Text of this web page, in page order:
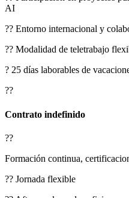
AI
?? Entorno internacional y
?? Modalidad de teletrabajo
? 25 días laborables de
??
Contrato indefinido
??
Formación continua,
?? Jornada flexible